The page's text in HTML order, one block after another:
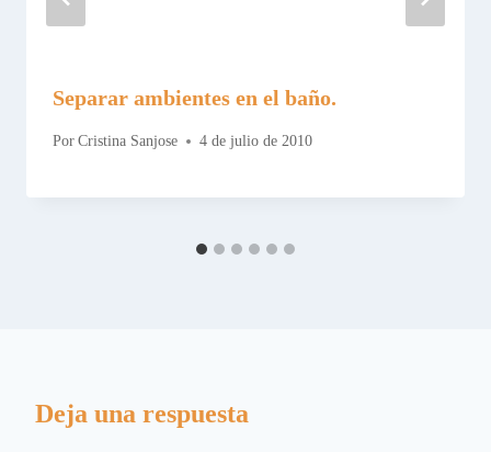
Separar ambientes en el baño.
Por Cristina Sanjose 4 de julio de 2010
Deja una respuesta